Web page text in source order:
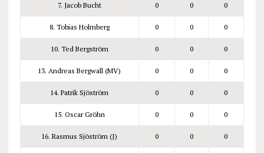
7. Jacob Bucht 0 0 0
8. Tobias Holmberg 0 0 0
10. Ted Bergström 0 0 0
13. Andreas Bergwall (MV) 0 0 0
14. Patrik Sjöström 0 0 0
15. Oscar Gröhn 0 0 0
16. Rasmus Sjöström (J) 0 0 0